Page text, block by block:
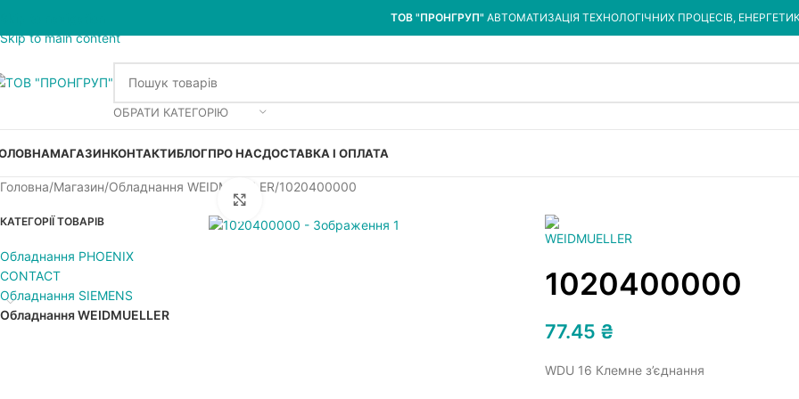
Skip to main content
ТОВ "ПРОНГРУП" АВТОМАТИЗАЦІЯ ТЕХНОЛОГІЧНИХ ПРОЦЕСІВ,
ОБРАТИ КАТЕГОРІЮ
МАГАЗИНКОНТАКТИБЛОГПРО НАСДОСТАВКА І ОПЛАТА
Головна Магазин Обладнання WEIDMUELLER 1020400000
КАТЕГОРІЇ ТОВАРІВ
Обладнання PHOENIX
CONTACT
Обладнання SIEMENS
Обладнання WEIDMUELLER
1020400000
77.45 ₴
WDU 16 Клемне з’єднання